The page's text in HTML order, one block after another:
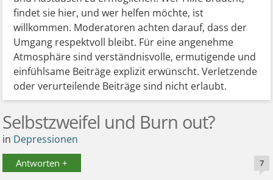
findet sie hier, und wer helfen möchte, ist
willkommen. Moderatoren achten darauf, dass der
Umgang respektvoll bleibt. Für eine angenehme
Atmosphäre sind verständnisvolle, ermutigende und
einfühlsame Beiträge explizit erwünscht. Verletzende
oder verurteilende Beiträge sind nicht erlaubt.
Selbstzweifel und Burn out?
in Depressionen
Antworten + 7